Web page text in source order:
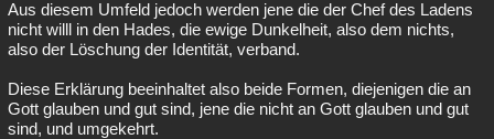
Aus diesem Umfeld jedoch werden jene die der Chef des Ladens
nicht willl in den Hades, die ewige Dunkelheit, also dem nichts,
also der Löschung der Identität, verband.
Diese Erklärung beeinhaltet also beide Formen, diejenigen die an
Gott glauben und gut sind, jene die nicht an Gott glauben und gut
sind, und umgekehrt.